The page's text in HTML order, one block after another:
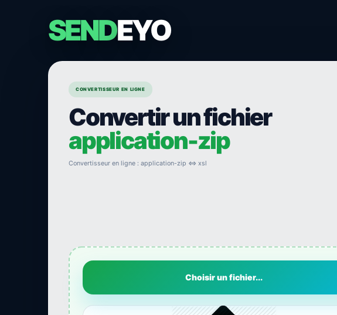
SENDEYO
CONVERTISSEUR EN LIGNE
Convertir un fichier
application-zip
Convertisseur en ligne : application-zip ⇔ xsl
Choisir un fichier...